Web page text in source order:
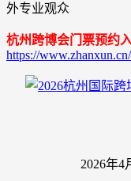
外专业观众
杭州跨博会门票预约
https://
2026年4